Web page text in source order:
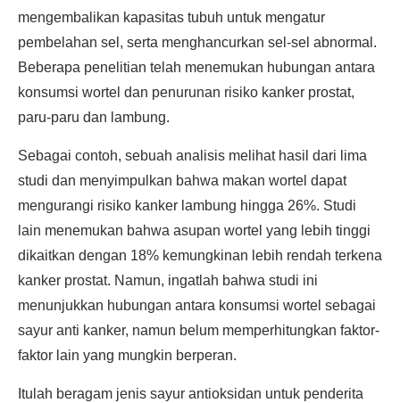
mengembalikan kapasitas tubuh untuk mengatur
pembelahan sel, serta menghancurkan sel-sel abnormal.
Beberapa penelitian telah menemukan hubungan antara
konsumsi wortel dan penurunan risiko kanker prostat,
paru-paru dan lambung.
Sebagai contoh, sebuah analisis melihat hasil dari lima
studi dan menyimpulkan bahwa makan wortel dapat
mengurangi risiko kanker lambung hingga 26%. Studi
lain menemukan bahwa asupan wortel yang lebih tinggi
dikaitkan dengan 18% kemungkinan lebih rendah terkena
kanker prostat. Namun, ingatlah bahwa studi ini
menunjukkan hubungan antara konsumsi wortel sebagai
sayur anti kanker, namun belum memperhitungkan faktor-
faktor lain yang mungkin berperan.
Itulah beragam jenis sayur antioksidan untuk penderita